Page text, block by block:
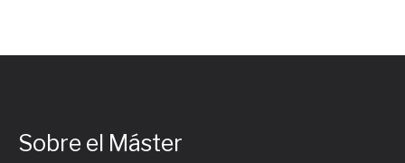
Sobre el Máster